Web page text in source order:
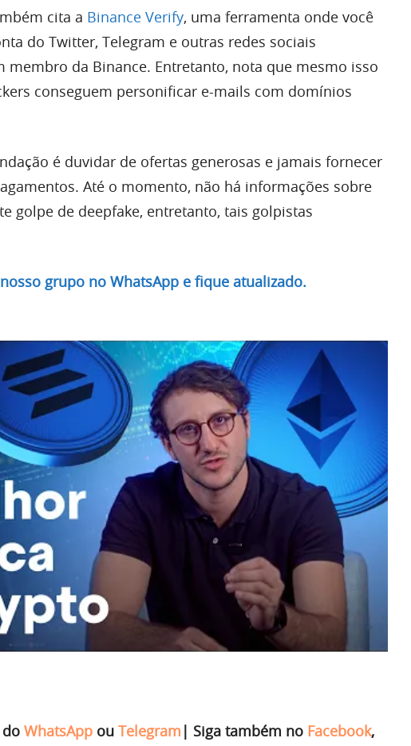
cita a Binance Verify, uma ferramenta onde você
do Twitter, Telegram e outras redes sociais
membro da Binance. Entretanto, nota que mesmo isso
conseguem personificar e-mails com domínios
é duvidar de ofertas generosas e jamais fornecer
Até o momento, não há informações sobre
golpe de deepfake, entretanto, tais golpistas
grupo no WhatsApp e fique atualizado.
WhatsApp ou Telegram | Siga também no Facebook,